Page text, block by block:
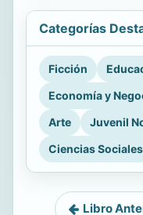
Categorías
Ficción
Economía y
Arte
Juvenil
Ciencias Sociales
Libro